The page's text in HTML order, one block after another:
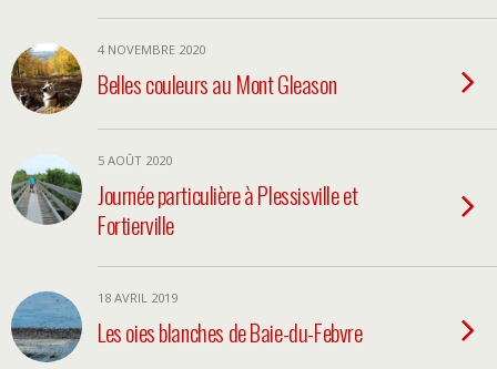
4 NOVEMBRE 2020
Belles couleurs au Mont Gleason
5 AOÛT 2020
Journée particulière à Plessisville et
Fortierville
18 AVRIL 2019
Les oies blanches de Baie-du-Febvre